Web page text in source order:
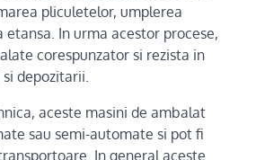
pliculetelor, umplerea
etansa. In urma acestor procese,
corespunzator si rezista in
depozitarii.
aceste masini de ambalat
sau semi-automate si pot fi
In general aceste